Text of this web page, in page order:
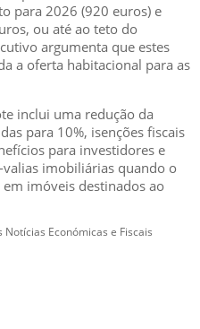
para 2026 (920 euros) e
ou até ao teto do
argumenta que estes
a oferta habitacional para as
inclui uma redução da
para 10%, isenções fiscais
para investidores e
imobiliárias quando o
imóveis destinados ao
Económicas e Fiscais